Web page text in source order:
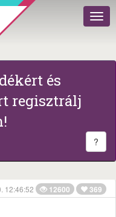
és
regisztrálj
?
12:46:52 12600 369